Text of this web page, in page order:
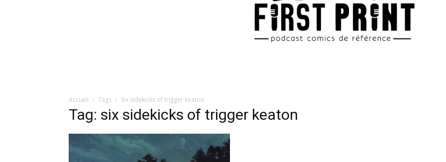
Accueil Tags Six sidekicks of trigger keaton
Tag: six sidekicks of trigger keaton